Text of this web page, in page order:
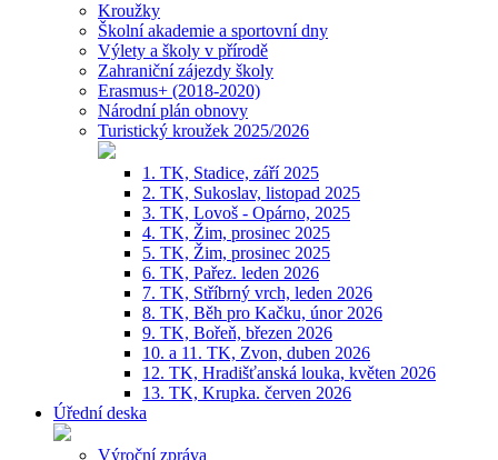
Kroužky
Školní akademie a sportovní dny
Výlety a školy v přírodě
Zahraniční zájezdy školy
Erasmus+ (2018-2020)
Národní plán obnovy
Turistický kroužek 2025/2026
1. TK, Stadice, září 2025
2. TK, Sukoslav, listopad 2025
3. TK, Lovoš - Opárno, 2025
4. TK, Žim, prosinec 2025
5. TK, Žim, prosinec 2025
6. TK, Pařez. leden 2026
7. TK, Stříbrný vrch, leden 2026
8. TK, Běh pro Kačku, únor 2026
9. TK, Bořeň, březen 2026
10. a 11. TK, Zvon, duben 2026
12. TK, Hradišťanská louka, květen 2026
13. TK, Krupka. červen 2026
Úřední deska
Výroční zpráva